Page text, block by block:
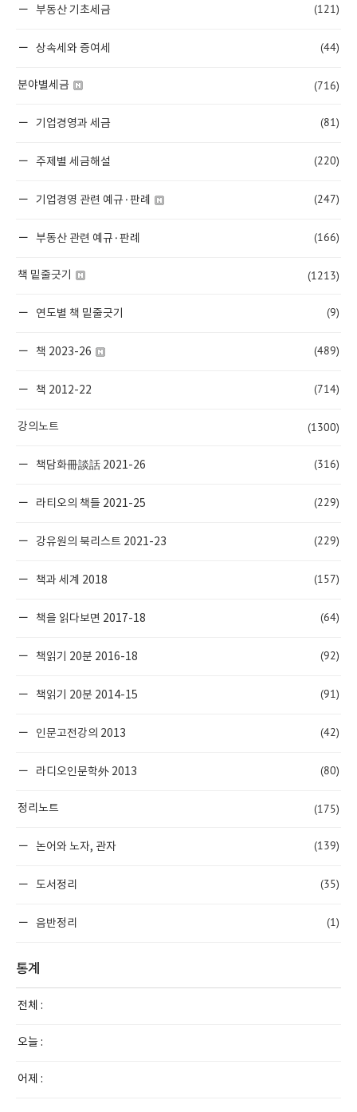
부동산 기초세금 (121)
상속세와 증여세 (44)
분야별세금 (716)
기업경영과 세금 (81)
주제별 세금해설 (220)
기업경영 관련 예규·판례 (247)
부동산 관련 예규·판례 (166)
책 밑줄긋기 (1213)
연도별 책 밑줄긋기 (9)
책 2023-26 (489)
책 2012-22 (714)
강의노트 (1300)
책담화冊談話 2021-26 (316)
라티오의 책들 2021-25 (229)
강유원의 북리스트 2021-23 (229)
책과 세계 2018 (157)
책을 읽다보면 2017-18 (64)
책읽기 20분 2016-18 (92)
책읽기 20분 2014-15 (91)
인문고전강의 2013 (42)
라디오인문학外 2013 (80)
정리노트 (175)
논어와 노자, 관자 (139)
도서정리 (35)
음반정리 (1)
통계
전체 :
오늘 :
어제 :